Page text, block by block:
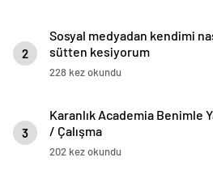
2
Sosyal medyadan kendimi
sütten kesiyorum
228 kez okundu
3
Karanlık Academia Benimle
/ Çalışma
202 kez okundu